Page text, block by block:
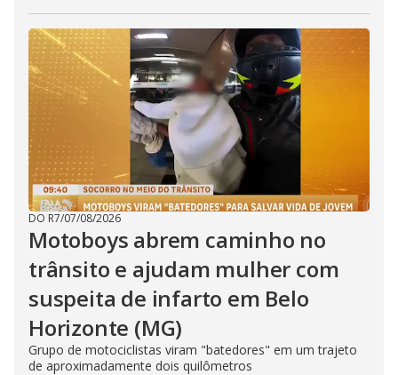
DO R7/07/08/2026
Motoboys abrem caminho no
trânsito e ajudam mulher com
suspeita de infarto em Belo
Horizonte (MG)
Grupo de motociclistas viram "batedores" em um trajeto
de aproximadamente dois quilômetros